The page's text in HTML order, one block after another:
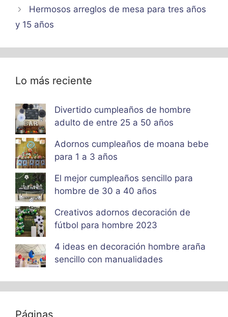
Hermosos arreglos de mesa para tres años
y 15 años
Lo más reciente
Divertido cumpleaños de hombre
adulto de entre 25 a 50 años
Adornos cumpleaños de moana bebe
para 1 a 3 años
El mejor cumpleaños sencillo para
hombre de 30 a 40 años
Creativos adornos decoración de
fútbol para hombre 2023
4 ideas en decoración hombre araña
sencillo con manualidades